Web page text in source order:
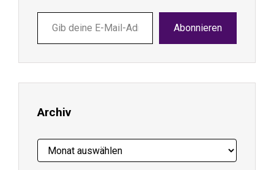
deine
E-
ein ...
Abonnieren
Archiv
Archiv